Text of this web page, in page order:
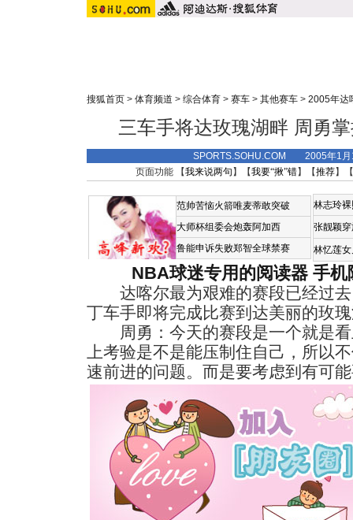
搜狐首页 > 体育频道 > 综合体育 > 赛车 > 其他赛车 > 2005年达
三车手将达玫瑰湖畔 周勇
SPORTS.SOHU.COM 2005年1
页面功能 【我来说两句 】【我要“揪”错】【推荐】
范帅苦恼火箭唯麦蒂敢突破
大师杯组委会炮轰阿加西
鲁能申诉失败郑智全球禁赛
林志玲
张靓颖
林忆莲
NBA球迷专用的阅读器 手机
达喀尔最为艰难的赛段已经过去
丁车手即将完成比赛到达美丽的玫
周勇：今天的赛段是一个就是看
上考验是不是能压制住自己，所以
速前进的问题。而是要考虑到有可